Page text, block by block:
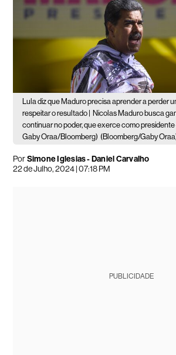
Lula diz que Maduro precisa aprender a perder
respeitar o resultado |
Nicolas Maduro busca
continuar no poder, que exerce como
Gaby Oraa/Bloomberg) (Bloomberg/Gaby
PorSimone Iglesias - Daniel Carvalho
22 de Julho, 2024 | 07:18 PM
PUBLICIDADE